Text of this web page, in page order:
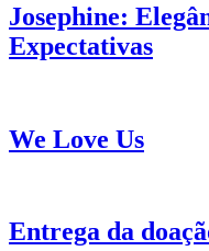
Josephine:
Expectativas
We Love Us
Entrega da